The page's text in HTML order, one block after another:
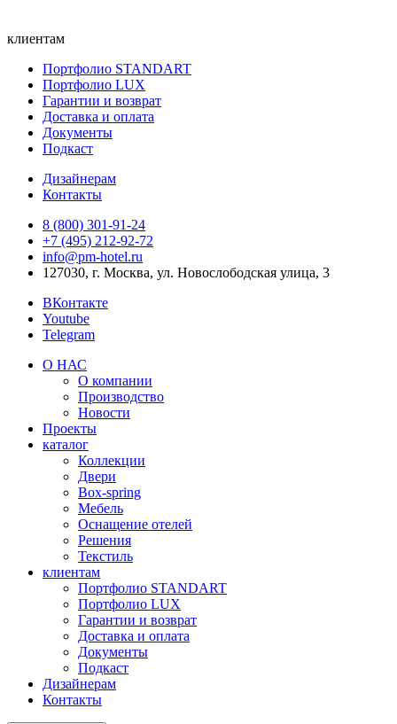
клиентам
Портфолио STANDART
Портфолио LUX
Гарантии и возврат
Доставка и оплата
Документы
Подкаст
Дизайнерам
Контакты
8 (800) 301‑91‑24
+7 (495) 212‑92‑72
info@pm-hotel.ru
127030, г. Москва, ул. Новослободская улица, 3
ВКонтакте
Youtube
Telegram
О НАС
О компании
Производство
Новости
Проекты
каталог
Коллекции
Двери
Box-spring
Мебель
Оснащение отелей
Решения
Текстиль
клиентам
Портфолио STANDART
Портфолио LUX
Гарантии и возврат
Доставка и оплата
Документы
Подкаст
Дизайнерам
Контакты